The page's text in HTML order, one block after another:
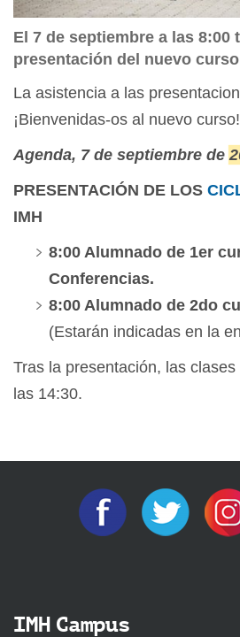
El 7 de septiembre a las 8:00
presentación del nuevo curso
La asistencia a las
¡Bienvenidas-os al nuevo curso!
Agenda, 7 de septiembre de
PRESENTACIÓN DE LOS
IMH
8:00 Alumnado de 1er
Conferencias.
8:00 Alumnado de 2do
(Estarán indicadas en la
Tras la presentación, las
las 14:30.
IMH Campus